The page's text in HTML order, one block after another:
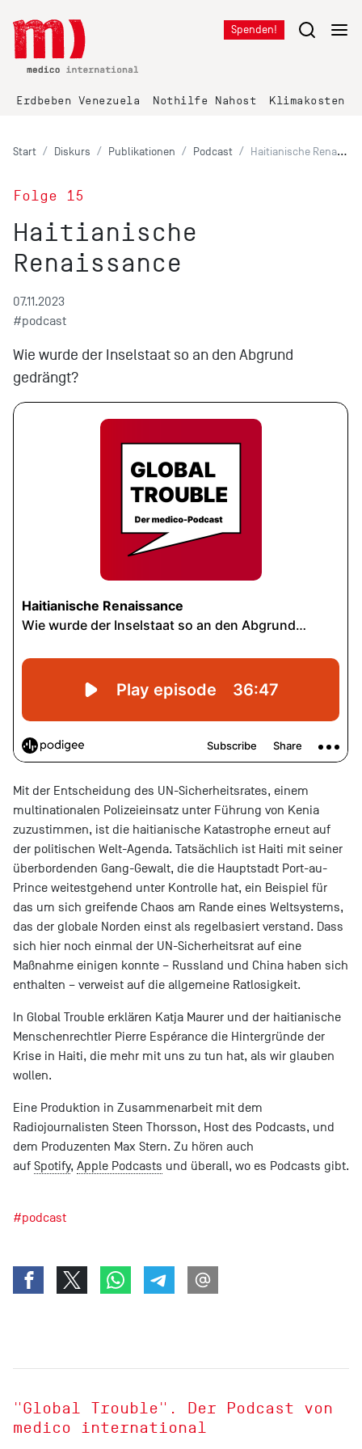
Spenden!
Erdbeben Venezuela Nothilfe Nahost Klimakosten
Start Diskurs Publikationen Podcast Haitianische Renaissance
Folge 15
Haitianische
Renaissance
07.11.2023
#podcast
Wie wurde der Inselstaat so an den Abgrund
gedrängt?
Mit der Entscheidung des UN-Sicherheitsrates, einem
multinationalen Polizeieinsatz unter Führung von Kenia
zuzustimmen, ist die haitianische Katastrophe erneut auf
der politischen Welt-Agenda. Tatsächlich ist Haiti mit seiner
überbordenden Gang-Gewalt, die die Hauptstadt Port-au-
Prince weitestgehend unter Kontrolle hat, ein Beispiel für
das um sich greifende Chaos am Rande eines Weltsystems,
das der globale Norden einst als regelbasiert verstand. Dass
sich hier noch einmal der UN-Sicherheitsrat auf eine
Maßnahme einigen konnte – Russland und China haben sich
enthalten – verweist auf die allgemeine Ratlosigkeit.
In Global Trouble erklären Katja Maurer und der haitianische
Menschenrechtler Pierre Espérance die Hintergründe der
Krise in Haiti, die mehr mit uns zu tun hat, als wir glauben
wollen.
Eine Produktion in Zusammenarbeit mit dem
Radiojournalisten Steen Thorsson, Host des Podcasts, und
dem Produzenten Max Stern. Zu hören auch
auf Spotify, Apple Podcasts und überall, wo es Podcasts gibt.
#podcast
"Global Trouble". Der Podcast von
medico international